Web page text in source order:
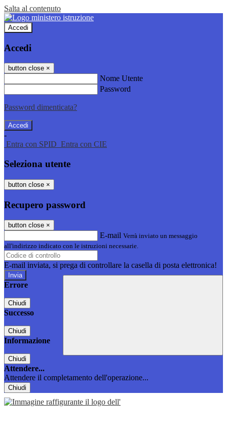
Salta al contenuto
Accedi
Accedi
button close ×
Nome Utente
Password
Password dimenticata?
-
Entra con SPID Entra con CIE
Seleziona utente
button close ×
Recupero password
button close ×
E-mail Verrà inviato un messaggio
all'indirizzo indicato con le istruzioni necessarie.
E-mail inviata, si prega di controllare la casella di posta elettronica!
Errore
Chiudi
Successo
Chiudi
Informazione
Chiudi
Attendere...
Attendere il completamento dell'operazione...
Chiudi